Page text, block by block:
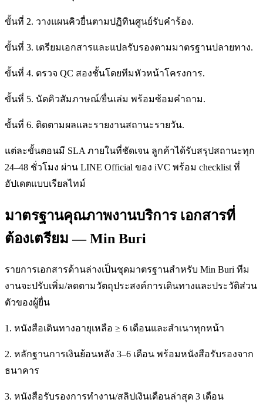
ขั้นที่ 2. วางแผนคิวยื่นตามปฏิทินศูนย์รับคำร้อง.
ขั้นที่ 3. เตรียมเอกสารและแปลรับรองตามมาตรฐานปลายทาง.
ขั้นที่ 4. ตรวจ QC สองชั้นโดยทีมหัวหน้าโครงการ.
ขั้นที่ 5. นัดคิวสัมภาษณ์/ยื่นเล่ม พร้อมซ้อมคำถาม.
ขั้นที่ 6. ติดตามผลและรายงานสถานะรายวัน.
แต่ละขั้นตอนมี SLA ภายในที่ชัดเจน ลูกค้าได้รับสรุปสถานะทุก
24–48 ชั่วโมง ผ่าน LINE Official ของ iVC พร้อม checklist ที่
อัปเดตแบบเรียลไทม์
มาตรฐานคุณภาพงานบริการ เอกสารที่
ต้องเตรียม — Min Buri
รายการเอกสารด้านล่างเป็นชุดมาตรฐานสำหรับ Min Buri ทีม
งานจะปรับเพิ่ม/ลดตามวัตถุประสงค์การเดินทางและประวัติส่วน
ตัวของผู้ยื่น
1. หนังสือเดินทางอายุเหลือ ≥ 6 เดือนและสำเนาทุกหน้า
2. หลักฐานการเงินย้อนหลัง 3–6 เดือน พร้อมหนังสือรับรองจาก
ธนาคาร
3. หนังสือรับรองการทำงาน/สลิปเงินเดือนล่าสุด 3 เดือน